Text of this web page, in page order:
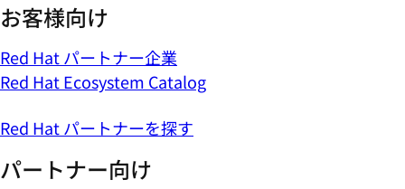
パートナー向け
Partner Connect
パートナーになる
サポート
パートナーポータルにアクセスする